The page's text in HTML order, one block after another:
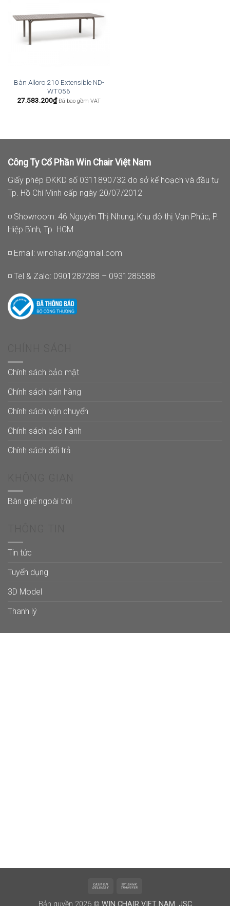
Bàn Alloro 210 Extensible ND-
WT056
27.583.200₫ Đã bao gồm VAT
Công Ty Cổ Phần Win Chair Việt Nam
Giấy phép ĐKKD số 0311890732 do sở kế hoạch và đầu tư
Tp. Hồ Chí Minh cấp ngày 20/07/2012
◽ Showroom: 46 Nguyễn Thị Nhung, Khu đô thị Vạn Phúc, P.
Hiệp Bình, Tp. HCM
◽ Email: winchair.vn@gmail.com
◽ Tel & Zalo: 0901287288 – 0931285588
Chính sách bảo mật
Chính sách bán hàng
Chính sách vận chuyển
Chính sách bảo hành
Chính sách đổi trả
Bàn ghế ngoài trời
Tin tức
Tuyển dụng
3D Model
Thanh lý
Cash
Bản quyền 2026 © WIN CHAIR VIET NAM. JSC